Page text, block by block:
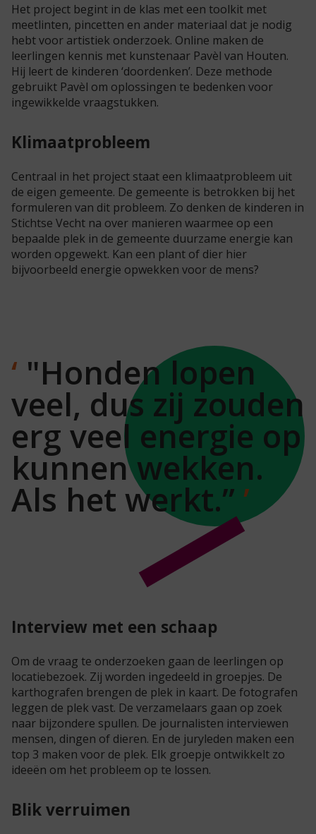
Het project begint in de klas met een toolkit met
meetlinten, pincetten en ander materiaal dat je nodig
hebt voor artistiek onderzoek. Online maken de
leerlingen kennis met kunstenaar Pavèl van Houten.
Hij leert de kinderen ‘doordenken’. Deze methode
gebruikt Pavèl om oplossingen te bedenken voor
ingewikkelde vraagstukken.
Klimaatprobleem
Centraal in het project staat een klimaatprobleem uit
de eigen gemeente. De gemeente is betrokken bij het
formuleren van dit probleem. Zo denken de kinderen in
Stichtse Vecht na over manieren waarmee op een
bepaalde plek in de gemeente duurzame energie kan
worden opgewekt. Kan een plant of dier hier
bijvoorbeeld energie opwekken voor de mens?
"Honden lopen
veel, dus zij zouden
erg veel energie op
kunnen wekken.
Als het werkt.”
Interview met een schaap
Om de vraag te onderzoeken gaan de leerlingen op
locatiebezoek. Zij worden ingedeeld in groepjes. De
karthografen brengen de plek in kaart. De fotografen
leggen de plek vast. De verzamelaars gaan op zoek
naar bijzondere spullen. De journalisten interviewen
mensen, dingen of dieren. En de juryleden maken een
top 3 maken voor de plek. Elk groepje ontwikkelt zo
ideeën om het probleem op te lossen.
Blik verruimen